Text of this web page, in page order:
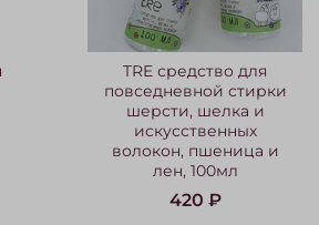
TRE средство для
повседневной стирки
шерсти, шелка и
искусственных
волокон, пшеница и
лен, 100мл
420 ₽